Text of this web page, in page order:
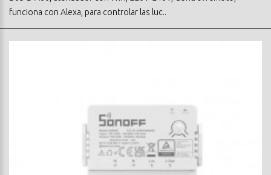
funciona con Alexa, para controlar las luc..